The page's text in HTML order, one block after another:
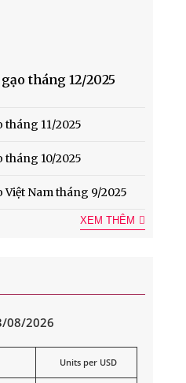
tháng 12/2025
11/2025
10/2025
Nam tháng 9/2025
XEM THÊM
08/2026
Units per USD